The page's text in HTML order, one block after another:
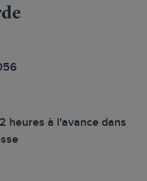
heures à l'avance dans